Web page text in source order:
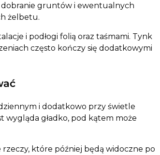
dobranie gruntów i ewentualnych
żelbetu.
i podłogi folią oraz taśmami. Tynk
często kończy się dodatkowymi
i dodatkowo przy świetle
wygląda gładko, pod kątem może
rzeczy, które później będą widoczne po